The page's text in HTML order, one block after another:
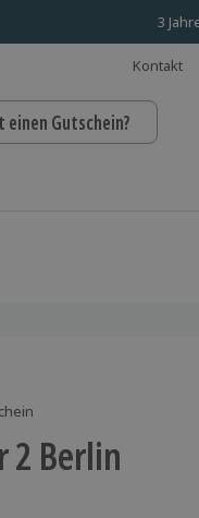
3
Kontakt
einen Gutschein?
2 Berlin